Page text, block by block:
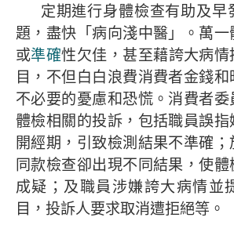
定期進行身體檢查有助及早
題，盡快「病向淺中醫」。萬
或準確性欠佳，甚至藉誇大病
目，不但白白浪費消費者金錢
不必要的憂慮和恐慌。消費者
體檢相關的投訴，包括職員誤
開經期，引致檢測結果不準確
同款檢查卻出現不同結果，使
成疑；及職員涉嫌誇大病情並
目，投訴人要求取消遭拒絕等。